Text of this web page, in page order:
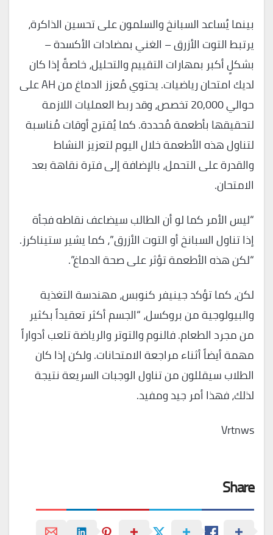
بينما يُساعد السبانخ والسلمون على تحسين الذاكرة،
يرتبط التوت الأزرق – الغني بمضادات الأكسدة –
بشكلٍ أكبر بمهارات التقييم والتحليل، خاصةً إذا كان
لديك امتحان رياضيات. يحتوي مُعزز الدماغ من AH على
حوالي 20,000 تخصص، وقد ربط العمليات اللازمة
لتحقيقها بأطعمة مُحددة. كما يُقترح أوقات مُناسبة
لتناول هذه الأطعمة خلال اليوم لتعزيز النشاط
والقدرة على التحمل، بالإضافة إلى فترة نقاهة بعد
الامتحان.
“ليس الأمر كما لو أن الطالب سيضاعف نقاطه فجأة
إذا تناول السبانخ أو التوت الأزرق”، كما يشير ستيناكرز.
“لكن هذه الأطعمة تؤثر على صحة الدماغ”.
لكن، كما تؤكد جينيفر كنوبس، مهندسة التغذية
والبيولوجية من بروكسل، “الجسم أكثر تعقيداً بكثير
من مجرد الطعام. فالنوم والتوتر والرياضة تلعب أدواراً
مهمة أيضاً أثناء مراجعة الامتحانات. ولكن إذا كان
الطلاب سيقللون من تناول الوجبات السريعة نتيجة
لذلك، فهذا أمر جيد ومفيد.
Vrtnws
Share